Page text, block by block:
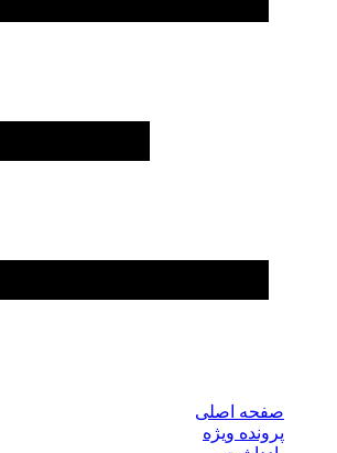
صفحه اصلی
پرونده ویژه